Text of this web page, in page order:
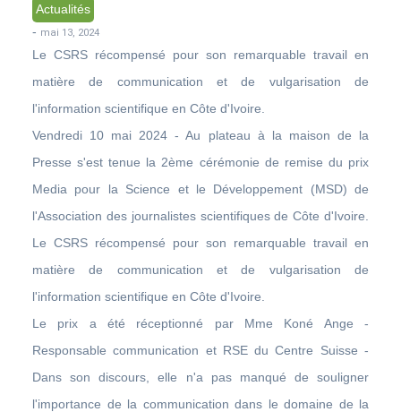
Actualités
- mai 13, 2024
Le CSRS récompensé pour son remarquable travail en
matière de communication et de vulgarisation de
l'information scientifique en Côte d'Ivoire.
Vendredi 10 mai 2024 - Au plateau à la maison de la
Presse s'est tenue la 2ème cérémonie de remise du prix
Media pour la Science et le Développement (MSD) de
l'Association des journalistes scientifiques de Côte d'Ivoire.
Le CSRS récompensé pour son remarquable travail en
matière de communication et de vulgarisation de
l'information scientifique en Côte d'Ivoire.
Le prix a été réceptionné par Mme Koné Ange -
Responsable communication et RSE du Centre Suisse -
Dans son discours, elle n'a pas manqué de souligner
l'importance de la communication dans le domaine de la